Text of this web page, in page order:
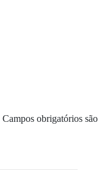
Campos obrigatórios são